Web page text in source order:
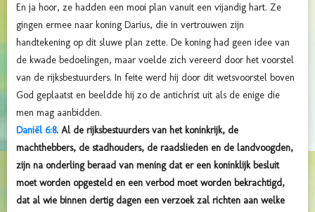
En ja hoor, ze hadden een mooi plan vanuit een vijandig hart. Ze
gingen ermee naar koning Darius, die in vertrouwen zijn
handtekening op dit sluwe plan zette. De koning had geen idee van
de kwade bedoelingen, maar voelde zich vereerd door het voorstel
van de rijksbestuurders. In feite werd hij door dit wetsvoorstel boven
God geplaatst en beeldde hij zo de antichrist uit als de enige die
men mag aanbidden.
Daniël 6:8. Al de rijksbestuurders van het koninkrijk, de
machthebbers, de stadhouders, de raadslieden en de landvoogden,
zijn na onderling beraad van mening dat er een koninklijk besluit
moet worden opgesteld en een verbod moet worden bekrachtigd,
dat al wie binnen dertig dagen een verzoek zal richten aan welke